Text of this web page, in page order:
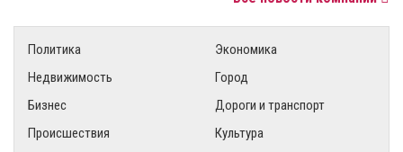
Политика
Экономика
Недвижимость
Город
Бизнес
Дороги и транспорт
Происшествия
Культура